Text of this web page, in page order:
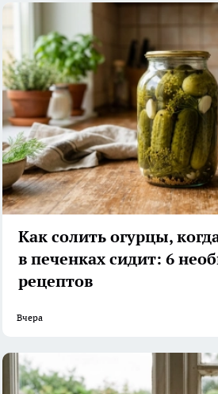
Как солить огурцы,
в печенках сидит: 6
рецептов
Вчера